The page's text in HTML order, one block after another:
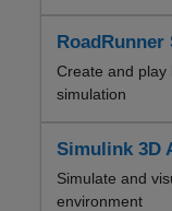
RoadRunner
Create and play
simulation
Simulink 3D
Simulate and
environment